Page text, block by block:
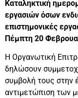
Καταληκτική
εργασιών όσων
επιστημονικές
Πέμπτη 20
Η Οργανωτική
δηλώσουν
συμβολή τους στην
αντιμετώπιση των